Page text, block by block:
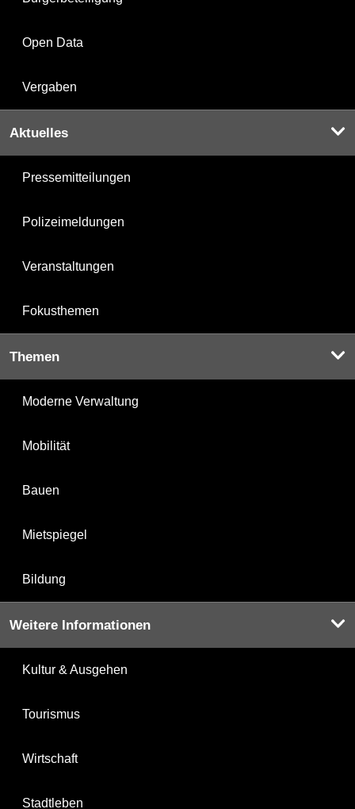
Open Data
Vergaben
Aktuelles
Pressemitteilungen
Polizeimeldungen
Veranstaltungen
Fokusthemen
Themen
Moderne Verwaltung
Mobilität
Bauen
Mietspiegel
Bildung
Weitere Informationen
Kultur & Ausgehen
Tourismus
Wirtschaft
Stadtleben